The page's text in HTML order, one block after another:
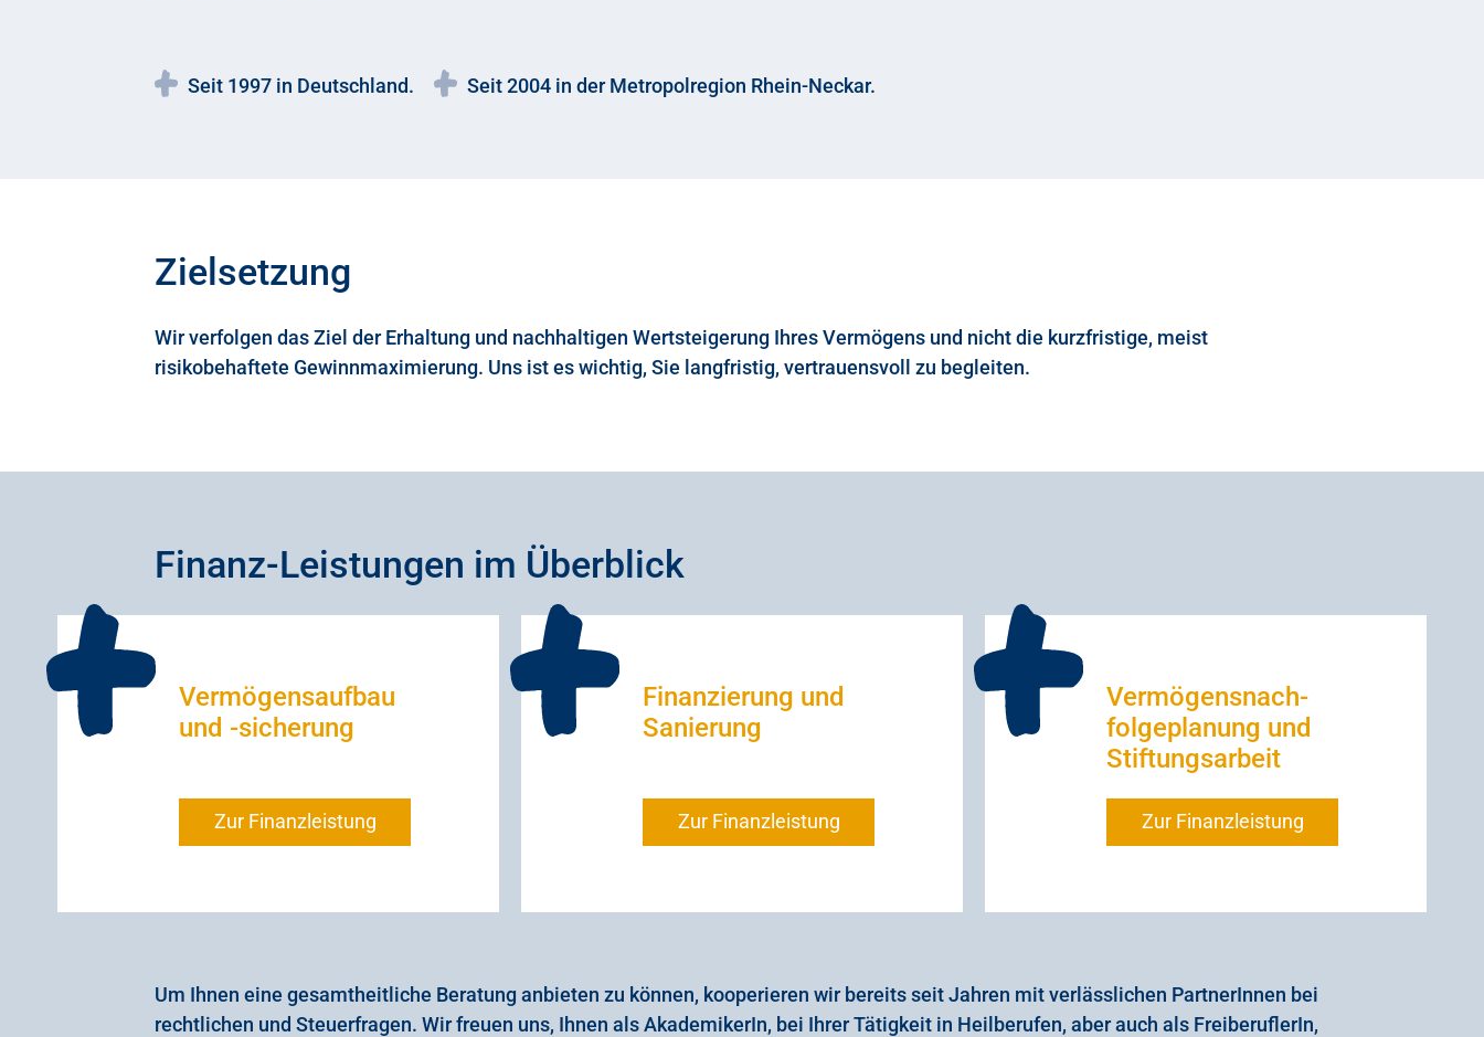
Seit 1997 in Deutschland. Seit 2004 in der Metropolregion Rhein-Neckar.
Zielsetzung
Wir verfolgen das Ziel der Erhaltung und nachhaltigen Wertsteigerung Ihres Vermögens und nicht die kurzfristige, meist
risikobehaftete Gewinnmaximierung. Uns ist es wichtig, Sie langfristig, vertrauensvoll zu begleiten.
Finanz-Leistungen im Überblick
Vermögensaufbau
und -sicherung
Zur Finanzleistung
Finanzierung und
Sanierung
Zur Finanzleistung
Vermögensnach-
folgeplanung und
Stiftungsarbeit
Zur Finanzleistung
Um Ihnen eine gesamtheitliche Beratung anbieten zu können, kooperieren wir bereits seit Jahren mit verlässlichen PartnerInnen bei
rechtlichen und Steuerfragen. Wir freuen uns, Ihnen als AkademikerIn, bei Ihrer Tätigkeit in Heilberufen, aber auch als FreiberuflerIn,